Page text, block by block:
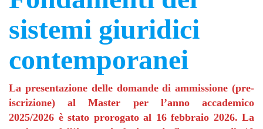
sistemi giuridici
contemporanei
La presentazione delle domande di ammissione (pre-
iscrizione) al Master per l’anno accademico
2025/2026 è stato prorogato al 16 febbraio 2026. La